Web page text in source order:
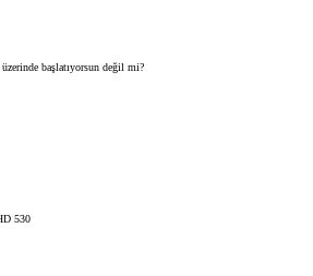
başlatıyorsun değil mi?
530